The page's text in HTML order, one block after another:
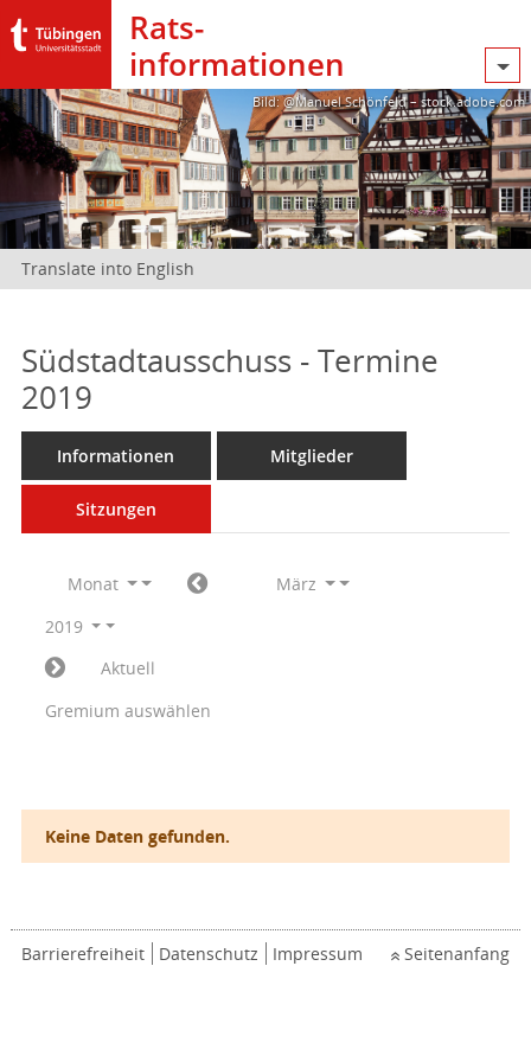
Rats­
informationen
Bild: @Manuel Schönfeld – stock.adobe.com
Translate into English
Südstadtausschuss - Termine
2019
Informationen Mitglieder
Sitzungen
Monat
März
2019
Aktuell
Gremium auswählen
Keine Daten gefunden.
Barrierefreiheit Datenschutz Impressum Seitenanfang